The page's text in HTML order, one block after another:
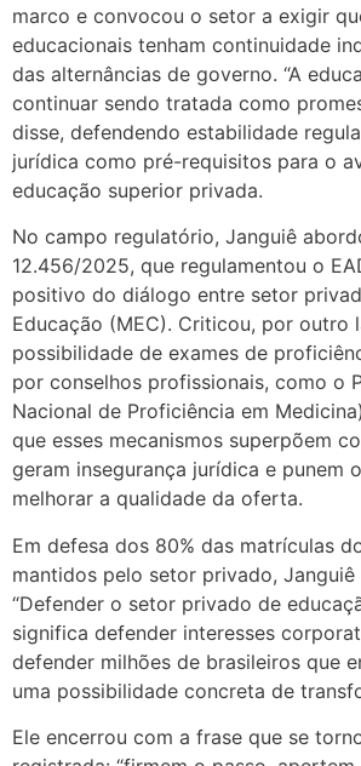
marco e convocou o setor a exigir
educacionais tenham continuidade
das alternâncias de governo. “A
continuar sendo tratada como
disse, defendendo estabilidade
jurídica como pré-requisitos para o
educação superior privada.
No campo regulatório, Janguiê
12.456/2025, que regulamentou o
positivo do diálogo entre setor
Educação (MEC). Criticou, por outro
possibilidade de exames de
por conselhos profissionais, como o
Nacional de Proficiência em
que esses mecanismos superpõem
geram insegurança jurídica e punem
melhorar a qualidade da oferta.
Em defesa dos 80% das matrículas
mantidos pelo setor privado,
“Defender o setor privado de
significa defender interesses
defender milhões de brasileiros que
uma possibilidade concreta de
Ele encerrou com a frase que se